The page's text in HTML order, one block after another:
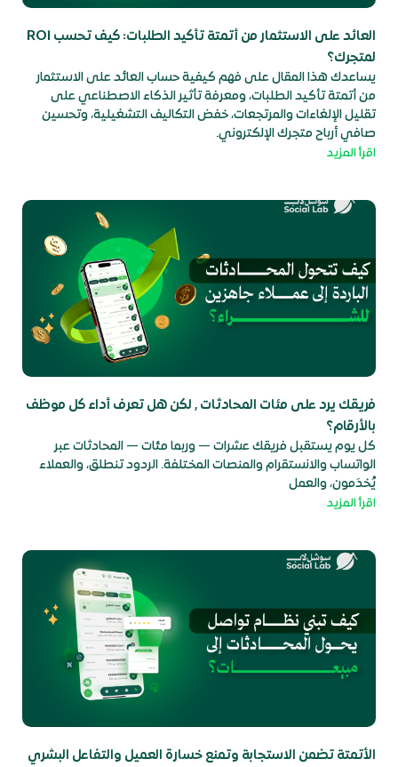
العائد على الاستثمار من أتمتة تأكيد الطلبات: كيف تحسب ROI
لمتجرك؟
يساعدك هذا المقال على فهم كيفية حساب العائد على الاستثمار
من أتمتة تأكيد الطلبات، ومعرفة تأثير الذكاء الاصطناعي على
تقليل الإلغاءات والمرتجعات، خفض التكاليف التشغيلية، وتحسين
صافي أرباح متجرك الإلكتروني.
اقرأ المزيد
فريقك يرد على مئات المحادثات , لكن هل تعرف أداء كل موظف
بالأرقام؟
كل يوم يستقبل فريقك عشرات — وربما مئات — المحادثات عبر
الواتساب والانستقرام والمنصات المختلفة. الردود تنطلق، والعملاء
يُخدَمون، والعمل
اقرأ المزيد
الأتمتة تضمن الاستجابة وتمنع خسارة العميل والتفاعل البشري